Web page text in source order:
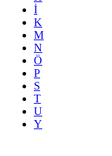
İ
K
M
N
Ö
P
S
T
U
Y